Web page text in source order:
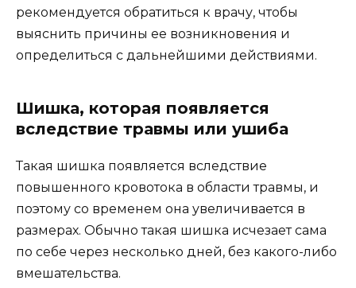
рекомендуется обратиться к врачу, чтобы
выяснить причины ее возникновения и
определиться с дальнейшими действиями.
Шишка, которая появляется
вследствие травмы или ушиба
Такая шишка появляется вследствие
повышенного кровотока в области травмы, и
поэтому со временем она увеличивается в
размерах. Обычно такая шишка исчезает сама
по себе через несколько дней, без какого-либо
вмешательства.